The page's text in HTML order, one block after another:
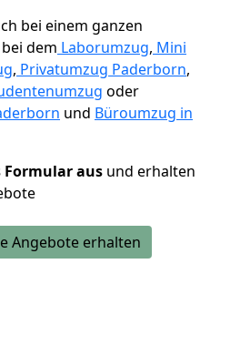
bei einem ganzen
dem Laborumzug, Mini
, Privatumzug Paderborn,
oder
und Büroumzug in
Formular aus und erhalten
Angebote erhalten